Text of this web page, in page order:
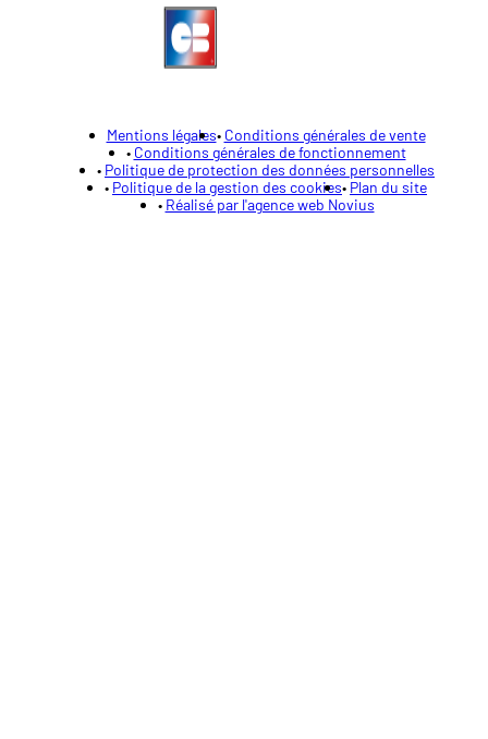
Mentions légales Conditions générales de vente
Conditions générales de fonctionnement
Politique de protection des données personnelles
Politique de la gestion des cookies Plan du site
Réalisé par l'agence web Novius